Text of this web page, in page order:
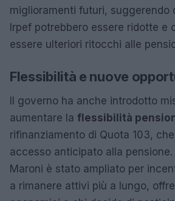
miglioramenti futuri, suggerendo
Irpef potrebbero essere ridotte e
essere ulteriori ritocchi alle
Flessibilità e nuove
Il governo ha anche introdotto
aumentare la flessibilità
rifinanziamento di Quota 103,
accesso anticipato alla pensione.
Maroni è stato ampliato per
a rimanere attivi più a lungo,